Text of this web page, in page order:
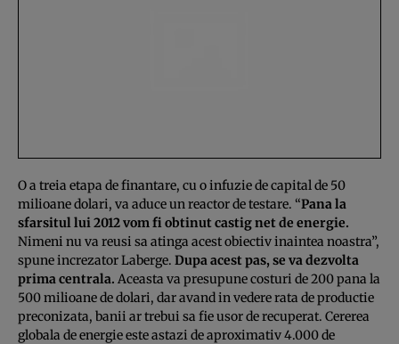
O a treia etapa de finantare, cu o infuzie de capital de 50
milioane dolari, va aduce un reactor de testare. “Pana la
sfarsitul lui 2012 vom fi obtinut castig net de energie.
Nimeni nu va reusi sa atinga acest obiectiv inaintea noastra”,
spune increzator Laberge. Dupa acest pas, se va dezvolta
prima centrala. Aceasta va presupune costuri de 200 pana la
500 milioane de dolari, dar avand in vedere rata de productie
preconizata, banii ar trebui sa fie usor de recuperat. Cererea
globala de energie este astazi de aproximativ 4.000 de